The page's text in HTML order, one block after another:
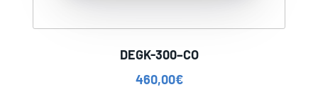
DEGK-300–CO
460,00€